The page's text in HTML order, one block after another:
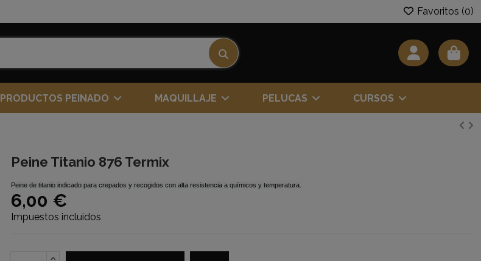
Favoritos (0)
PRODUCTOS PEINADO MAQUILLAJE PELUCAS CURSOS
Peine Titanio 876 Termix
Peine de titanio indicado para crepados y recogidos con alta resistencia a químicos y temperatura.
6,00 €
Impuestos incluidos